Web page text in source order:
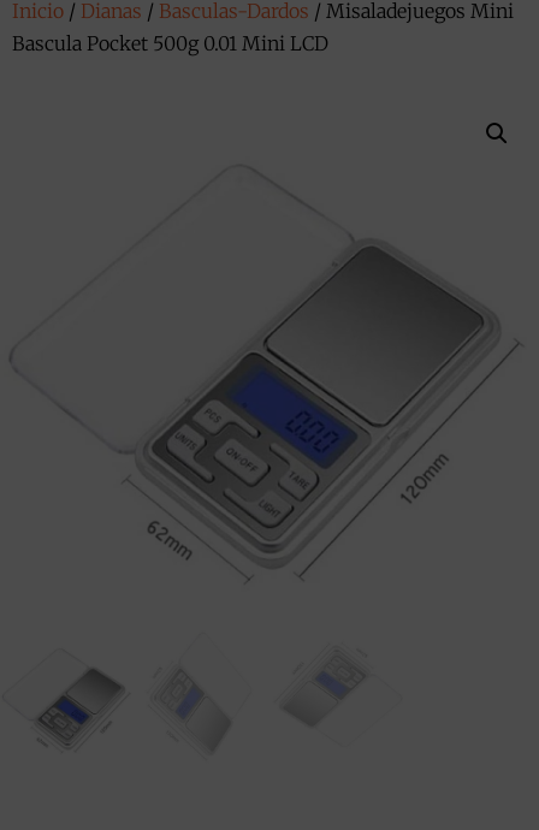
Inicio / Dianas / Basculas-Dardos / Misaladejuegos Mini
Bascula Pocket 500g 0.01 Mini LCD